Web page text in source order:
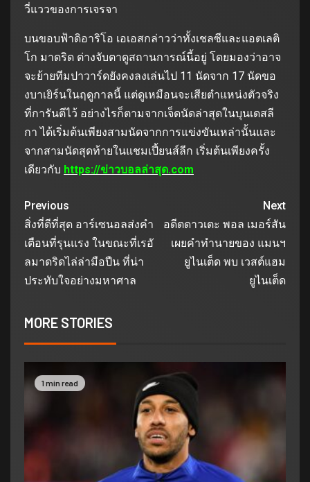
วี่แววของการเจรจา
บนขอบฟ้าดิอาริโอ เอเอสกล่าวว่าทั้งเชลซีและแอตเลติ
โก มาดริด ต่างจับตาดูสถานการณ์นี้อยู่ โดยมองว่าอาจ
จะย้ายทีมปาวาร์ดยังคงลงเล่นไป 11 นัดจาก 17 นัดขอ
งบาเยิร์นในฤดูกาลนี้ แต่ดูเหมือนจะเสียตําแหน่งตัวจริง
ที่การันตีไว้ อย่างไรก็ตามจากเจ็ดนัดล่าสุดในบุนเดสลี
กา ได้เริ่มต้นเพียงสามนัดจากการแข่งขันเหล่านั้นและ
จากสามนัดสุดท้ายในแชมเปี้ยนส์ลีก เริ่มต้นเพียงครั้ง
เดียวกับ https://ข่าวบอลล่าสุด.com
Previous
สิ่งที่ดีที่สุด อาร์เซนอลส่งคำ
เตือนที่รุนแรง ในขณะที่เรอั
ลมาดริดไล่ล่ามือปืน ที่น่า
ประทับใจอย่างมหาศาล
Next
อดีตดาวเตะ พอล เมอร์สัน
เผยคําทํานายของ แมนฯ
ยูไนเต็ด พบ เวสต์แฮม
ยูไนเต็ด
MORE STORIES
1 min read